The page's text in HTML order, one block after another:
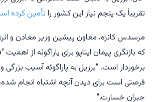
تقریباً یک پنجم نیاز این کشور را تأمین کرده
مرسدس کانزه، معاون پیشین وزیر معادن و
که بازنگری پیمان ایتاپو برای پاراگوئه از اهمیت
برخوردار است. "برزیل به پاراگوئه آسیب بزرگی
فرصتی است برای دیدن آنچه اشتباه انجام
جبران خسارت."